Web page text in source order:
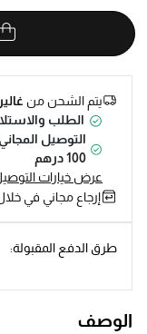
يتم الشحن من
الطلب
التوصيل المجاني: 1-3
100 درهم
عرض خيارات
إرجاع مجاني في خلال 14
طرق الدفع المقبولة:
الوصف